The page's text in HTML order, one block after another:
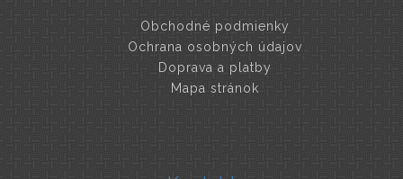
Obchodné podmienky
Ochrana osobných údajov
Doprava a platby
Mapa stránok